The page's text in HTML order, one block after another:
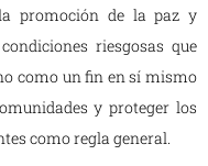
promoción de la paz y
riesgosas que
como un fin en sí mismo
y proteger los
como regla general.